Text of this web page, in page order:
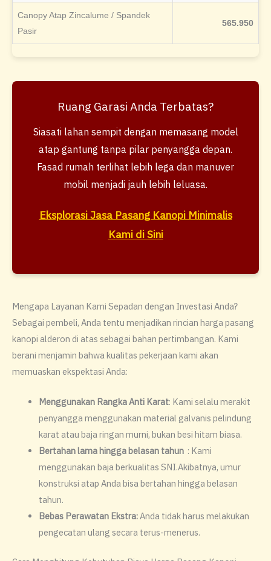
Canopy Atap Zincalume / Spandek
Pasir
565.950
Ruang Garasi Anda Terbatas?
Siasati lahan sempit dengan memasang model
atap gantung tanpa pilar penyangga depan.
Fasad rumah terlihat lebih lega dan manuver
mobil menjadi jauh lebih leluasa.
Eksplorasi Jasa Pasang Kanopi Minimalis
Kami di Sini
Mengapa Layanan Kami Sepadan dengan Investasi Anda?
​Sebagai pembeli, Anda tentu menjadikan rincian harga pasang
kanopi alderon di atas sebagai bahan pertimbangan. Kami
berani menjamin bahwa kualitas pekerjaan kami akan
memuaskan ekspektasi Anda:
​Menggunakan Rangka Anti Karat: Kami selalu merakit
penyangga menggunakan material galvanis pelindung
karat atau baja ringan murni, bukan besi hitam biasa.
​Bertahan lama hingga belasan tahun: Kami
menggunakan baja berkualitas SNI.Akibatnya, umur
konstruksi atap Anda bisa bertahan hingga belasan
tahun.
​Bebas Perawatan Ekstra:Anda tidak harus melakukan
pengecatan ulang secara terus-menerus.